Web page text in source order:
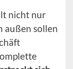
nicht nur
außen sollen